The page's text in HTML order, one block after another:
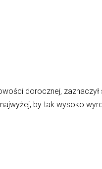
dorocznej, zaznaczył
by tak wysoko